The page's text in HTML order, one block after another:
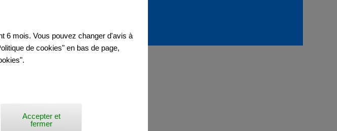
6 mois. Vous pouvez changer d'avis à
de cookies" en bas de page,
Accepter et
fermer